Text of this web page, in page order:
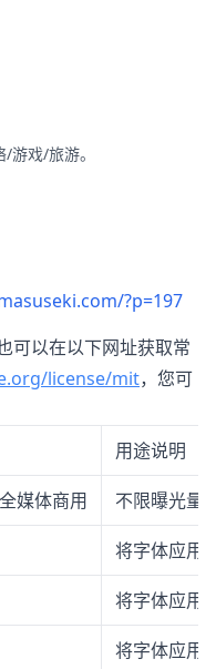
戏/旅游。
?p=197
可以在以下网址获取常
license/mit，您可
用途说明
媒体商用 不限曝光量
将字体应用
将字体应用
将字体应用